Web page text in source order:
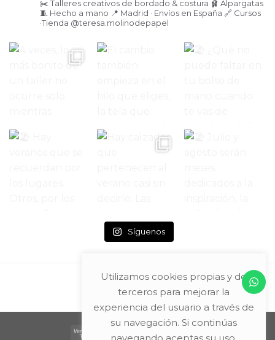
✂️ Talleres creativos de bordado & costura 🩰 Alpargatas
🧵 Hecho a mano 📍 Madrid · Envíos en España 🔗 Cursos
·Tienda @teresa.molinodepapel
Síguenos
Utilizamos cookies propias y de
terceros para mejorar la
experiencia del usuario a través de
su navegación. Si continúas